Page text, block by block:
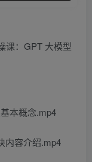
本概念.mp4
内容介绍.mp4